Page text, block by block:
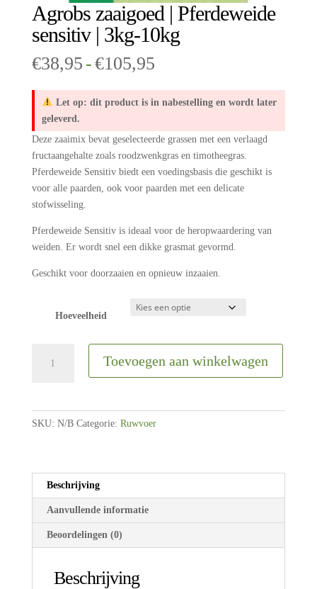
Agrobs zaaigoed | Pferdeweide
sensitiv | 3kg-10kg
€38,95 -€105,95Prijsklasse:
tot
€105,95
Let op: dit product is in nabestelling en wordt later
geleverd.
Deze zaaimix bevat geselecteerde grassen met een verlaagd
fructaangehalte zoals roodzwenkgras en timotheegras.
Pferdeweide Sensitiv biedt een voedingsbasis die geschikt is
voor alle paarden, ook voor paarden met een delicate
stofwisseling.
Pferdeweide Sensitiv is ideaal voor de heropwaardering van
weiden. Er wordt snel een dikke grasmat gevormd.
Geschikt voor doorzaaien en opnieuw inzaaien.
Hoeveelheid
zaaigoed
aantal
Toevoegen aan winkelwagen
SKU: N/B Categorie: Ruwvoer
Beschrijving
Aanvullende informatie
Beoordelingen (0)
Beschrijving